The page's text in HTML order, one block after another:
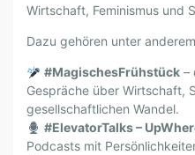
Wirtschaft, Feminismus und
Dazu gehören unter
#MagischesFrühstück–
Gespräche über Wirtschaft,
gesellschaftlichen Wandel.
#ElevatorTalks –
Podcasts mit